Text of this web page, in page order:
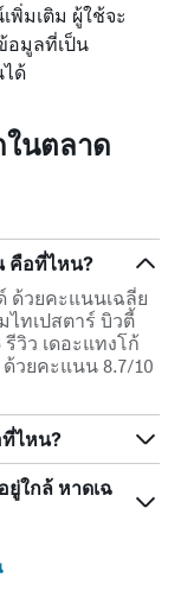
มเติม ผู้ใช้จะ
อมูลที่เป็น
ด้
ในตลาด
คือที่ไหน?
ด้วยคะแนนเฉลี่ย
ไทเปสตาร์ บิวตี้
วิว เดอะแทงโก้
วยคะแนน 8.7/10
ที่ไหน?
ใกล้ หาดเฉ